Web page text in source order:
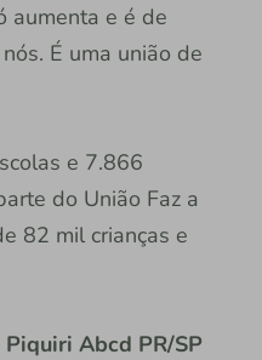
aumenta e é de
É uma união de
e 7.866
do União Faz a
82 mil crianças e
Abcd PR/SP